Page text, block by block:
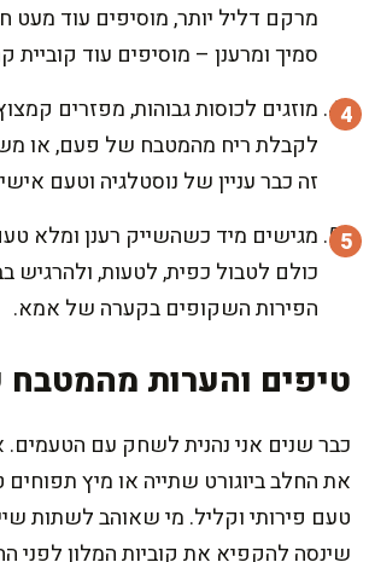
מרקם דליל יותר, מוסיפים עוד מעט
סמיך ומרענן – מוסיפים עוד קוביית
מוזגים לכוסות גבוהות, מפזרים
לקבלת ריח מהמטבח של פעם, או
זה כבר עניין של נוסטלגיה וטעם
מגישים מיד כשהשייק רענן ומלא
כולם לטבול כפית, לטעות, ולהרגיש
הפירות השקופים בקערה של אמא.
טיפים והערות מהמטבח
כבר שנים אני נהנית לשחק עם
את החלב ביוגורט שתייה או מיץ
טעם פירותי וקליל. מי שאוהב לשתות
שינסה להקפיא את קוביות המלון לפני